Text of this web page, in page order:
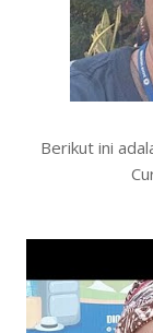
Berikut ini